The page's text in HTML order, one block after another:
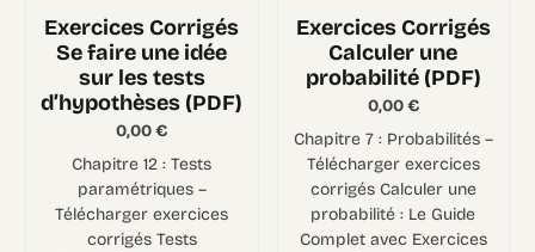
Exercices Corrigés
Se faire une idée
sur les tests
d’hypothèses (PDF)
0,00€
Chapitre 12 : Tests
paramétriques –
Télécharger exercices
corrigés Tests
Exercices Corrigés
Calculer une
probabilité (PDF)
0,00€
Chapitre 7 : Probabilités –
Télécharger exercices
corrigés Calculer une
probabilité : Le Guide
Complet avec Exercices